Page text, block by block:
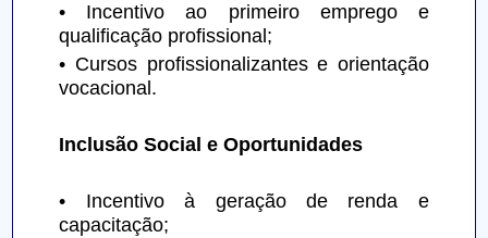
• Incentivo ao primeiro emprego e
qualificação profissional;
• Cursos profissionalizantes e orientação
vocacional.
Inclusão Social e Oportunidades
• Incentivo à geração de renda e
capacitação;